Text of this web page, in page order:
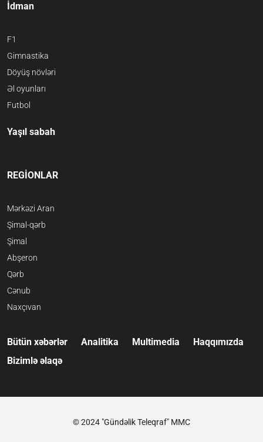
İdman
F1
Gimnastika
Döyüş növləri
Əl oyunları
Futbol
Yaşıl sabah
REGİONLAR
Mərkəzi Aran
Şimal-qərb
Şimal
Abşeron
Qərb
Cənub
Naxçıvan
Bütün xəbərlər Analitika Multimedia
Haqqımızda
Bizimlə əlaqə
© 2024 "Gündəlik Teleqraf" MMC